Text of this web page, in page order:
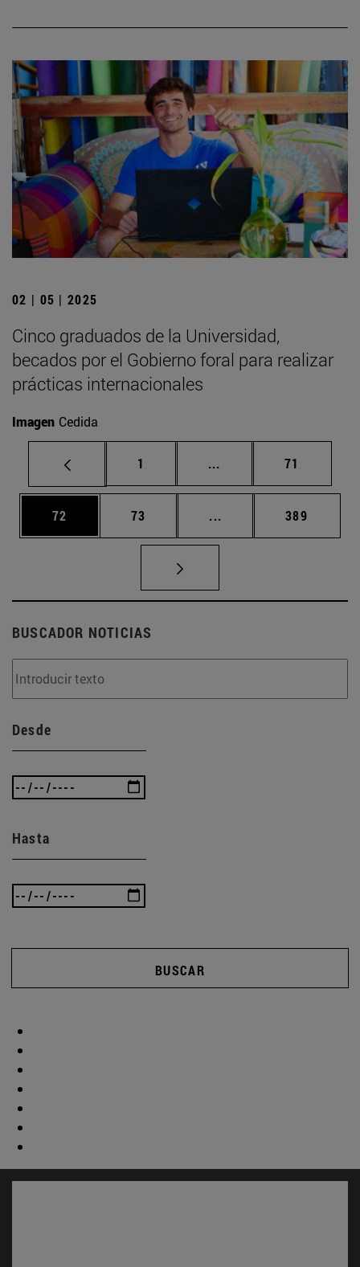
02 | 05 | 2025
Cinco graduados de la Universidad,
becados por el Gobierno foral para realizar
prácticas internacionales
Imagen Cedida
Página
1 ... Páginas intermedias
Página
71
Página
72 Página
73 ... Páginas intermedias
Página
389
BUSCADOR NOTICIAS
Desde
Hasta
BUSCAR